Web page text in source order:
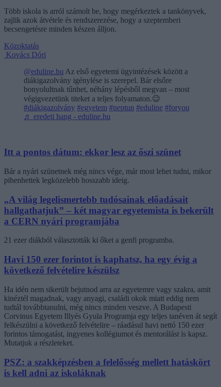
Több iskola is arról számolt be, hogy megérkeztek a tankönyvek,
zajlik azok átvétele és rendszerezése, hogy a szeptemberi
becsengetésre minden készen álljon.
Közoktatás
Kovács Dóri
@eduline.hu Az első egyetemi ügyintézések között a
diákigazolvány igénylése is szerepel. Bár elsőre
bonyolultnak tűnhet, néhány lépésből megvan – most
végigvezetünk titeket a teljes folyamaton.😉
#diákigazolvány #egyetem #neptun #eduline #foryou
♬ eredeti hang - eduline.hu
Itt a pontos dátum: ekkor lesz az őszi szünet
Bár a nyári szünetnek még nincs vége, már most lehet tudni, mikor
pihenhettek legközelebb hosszabb ideig.
„A világ legelismertebb tudósainak előadásait
hallgathatjuk” – két magyar egyetemista is bekerült
a CERN nyári programjába
21 ezer diákból választották ki őket a genfi programba.
Havi 150 ezer forintot is kaphatsz, ha egy évig a
következő felvételire készülsz
Ha idén nem sikerült bejutnod arra az egyetemre vagy szakra, amit
kinéztél magadnak, vagy anyagi, családi okok miatt eddig nem
tudtál továbbtanulni, még nincs minden veszve. A Budapesti
Corvinus Egyetem Illyés Gyula Programja egy teljes tanéven át segít
felkészülni a következő felvételire – ráadásul havi nettó 150 ezer
forintos támogatást, ingyenes kollégiumot és mentorálást is kapsz.
Mutatjuk a részleteket.
PSZ: a szakképzésben a felelősség mellett hatáskört
is kell adni az iskoláknak